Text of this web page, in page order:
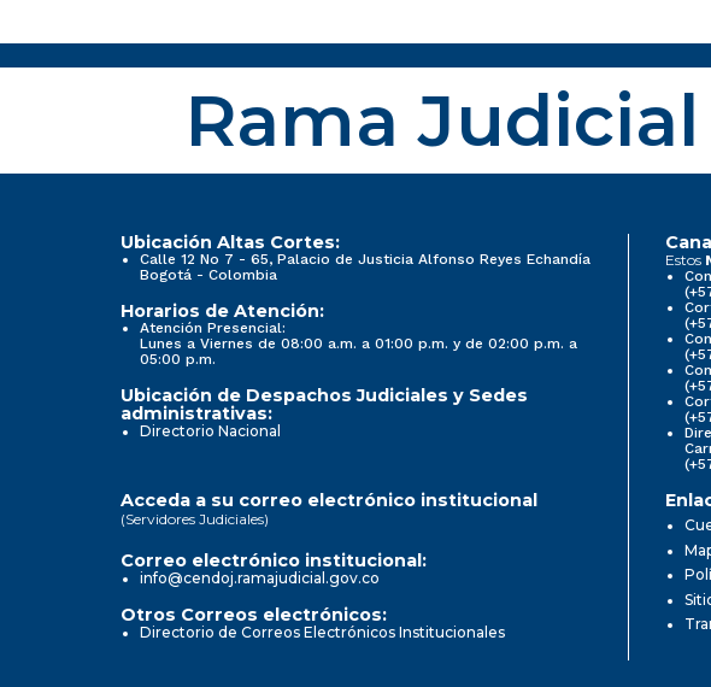
Rama Judicial
Ubicación Altas Cortes:
Calle 12 No 7 - 65, Palacio de Justicia Alfonso Reyes Echandía
Bogotá - Colombia
Horarios de Atención:
Atención Presencial:
Lunes a Viernes de 08:00 a.m. a 01:00 p.m. y de 02:00 p.m. a
05:00 p.m.
Ubicación de Despachos Judiciales y Sedes
administrativas:
Directorio Nacional
Estos
Acceda a su correo electrónico institucional
(Servidores Judiciales)
Correo electrónico institucional:
info@cendoj.ramajudicial.gov.co
Otros Correos electrónicos:
Directorio de Correos Electrónicos Institucionales